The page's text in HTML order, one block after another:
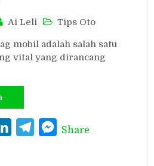
Ai Leli Tips Oto
mobil adalah salah satu
vital yang dirancang
LinkedInTelegramMessenger
Share